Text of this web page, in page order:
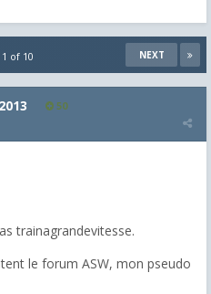
NEXT
of 10
50
trainagrandevitesse.
le forum ASW, mon pseudo